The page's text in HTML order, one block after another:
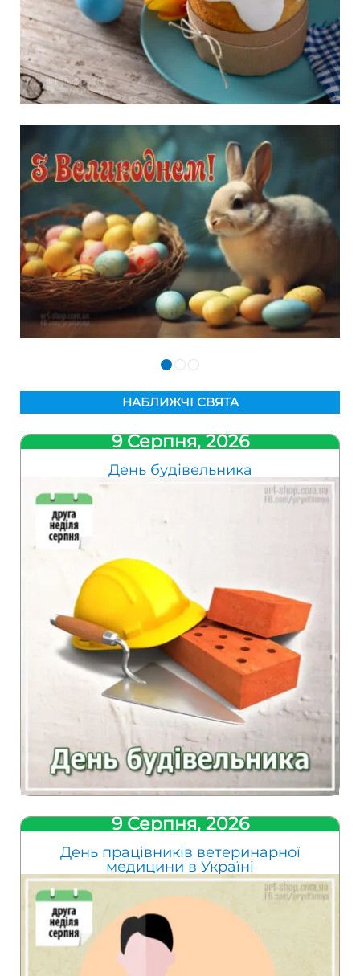
НАБЛИЖЧІ СВЯТА
9 Серпня, 2026
День будівельника
9 Серпня, 2026
День працівників ветеринарної
медицини в Україні